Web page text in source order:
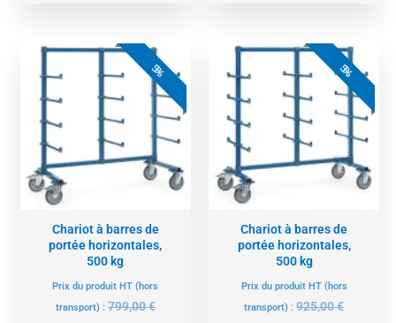
5%
Chariot à barres de
portée horizontales,
500 kg
Prix du produit HT (hors
transport) : 799,00€
Le
prix
initial
était :
799,00 €.
Le
759,00 €.
5%
Chariot à barres de
portée horizontales,
500 kg
Prix du produit HT (hors
transport) :925,00€
Le
prix
initial
était :
925,00 €.
Le
879,00 €.